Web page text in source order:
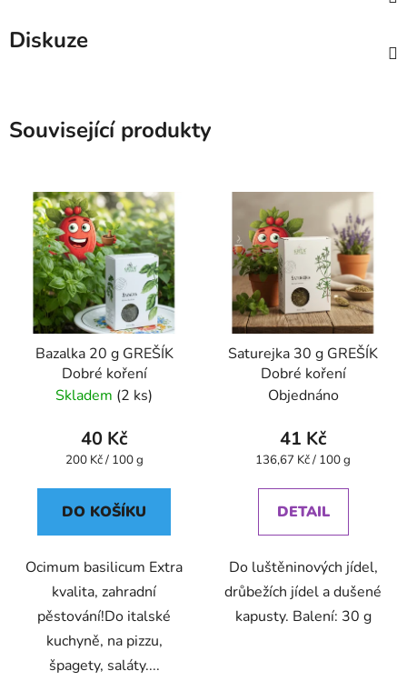
Diskuze
Související produkty
Bazalka 20 g GREŠÍK
Dobré koření
Skladem (2 ks)
40 Kč
Měrná
200 Kč / 100 g
DO KOŠÍKU
Ocimum basilicum Extra
kvalita, zahradní
pěstování!Do italské
kuchyně, na pizzu,
špagety, saláty....
Saturejka 30 g GREŠÍK
Dobré koření
Objednáno
41 Kč
Měrná
136,67 Kč / 100 g
DETAIL
Do luštěninových jídel,
drůbežích jídel a dušené
kapusty. Balení: 30 g